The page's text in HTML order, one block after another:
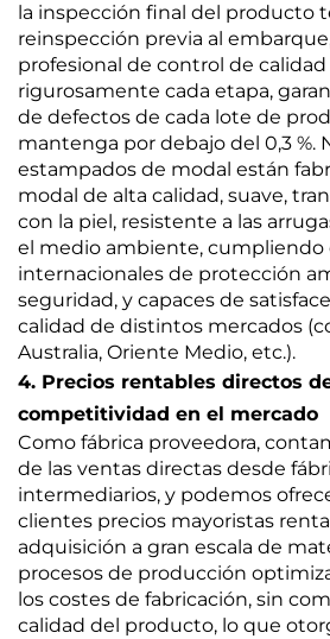
la inspección final del producto
reinspección previa al
profesional de control de
rigurosamente cada etapa,
de defectos de cada lote de
mantenga por debajo del 0,3 %.
estampados de modal están
modal de alta calidad, suave,
con la piel, resistente a las
el medio ambiente, cumpliendo
internacionales de protección
seguridad, y capaces de
calidad de distintos mercados
Australia, Oriente Medio, etc.).
4. Precios rentables directos
competitividad en el mercado
Como fábrica proveedora,
de las ventas directas desde
intermediarios, y podemos
clientes precios mayoristas
adquisición a gran escala de
procesos de producción
los costes de fabricación, sin
calidad del producto, lo que